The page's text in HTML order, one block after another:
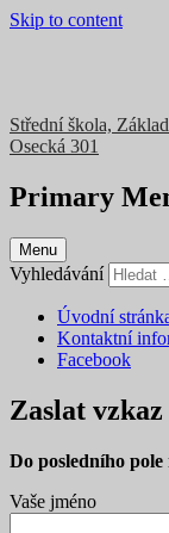
Skip to content
Střední škola,
Osecká 301
Primary
Menu
Vyhledávání
Úvodní
Kontaktní
Facebook
Zaslat vzkaz
Do posledního
Vaše jméno